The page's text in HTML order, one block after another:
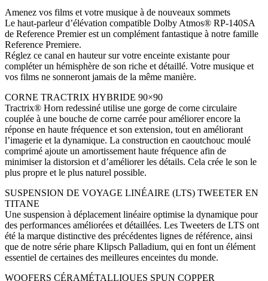
Amenez vos films et votre musique à de nouveaux sommets
Le haut-parleur d’élévation compatible Dolby Atmos® RP-140SA
de Reference Premier est un complément fantastique à notre famille
Reference Premiere.
Réglez ce canal en hauteur sur votre enceinte existante pour
compléter un hémisphère de son riche et détaillé. Votre musique et
vos films ne sonneront jamais de la même manière.
CORNE TRACTRIX HYBRIDE 90×90
Tractrix® Horn redessiné utilise une gorge de corne circulaire
couplée à une bouche de corne carrée pour améliorer encore la
réponse en haute fréquence et son extension, tout en améliorant
l’imagerie et la dynamique. La construction en caoutchouc moulé
comprimé ajoute un amortissement haute fréquence afin de
minimiser la distorsion et d’améliorer les détails. Cela crée le son le
plus propre et le plus naturel possible.
SUSPENSION DE VOYAGE LINÉAIRE (LTS) TWEETER EN
TITANE
Une suspension à déplacement linéaire optimise la dynamique pour
des performances améliorées et détaillées. Les Tweeters de LTS ont
été la marque distinctive des précédentes lignes de référence, ainsi
que de notre série phare Klipsch Palladium, qui en font un élément
essentiel de certaines des meilleures enceintes du monde.
WOOFERS CÉRAMÉTALLIQUES SPUN COPPER